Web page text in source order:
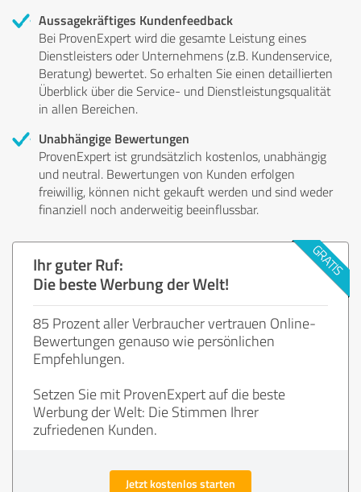
Aussagekräftiges Kundenfeedback
Bei ProvenExpert wird die gesamte Leistung eines
Dienstleisters oder Unternehmens (z.B. Kundenservice,
Beratung) bewertet. So erhalten Sie einen detaillierten
Überblick über die Service- und Dienstleistungsqualität
in allen Bereichen.
Unabhängige Bewertungen
ProvenExpert ist grundsätzlich kostenlos, unabhängig
und neutral. Bewertungen von Kunden erfolgen
freiwillig, können nicht gekauft werden und sind weder
finanziell noch anderweitig beeinflussbar.
Ihr guter Ruf:
Die beste Werbung der Welt!
85 Prozent aller Verbraucher vertrauen Online-
Bewertungen genauso wie persönlichen
Empfehlungen.
Setzen Sie mit ProvenExpert auf die beste
Werbung der Welt: Die Stimmen Ihrer
zufriedenen Kunden.
Jetzt kostenlos starten